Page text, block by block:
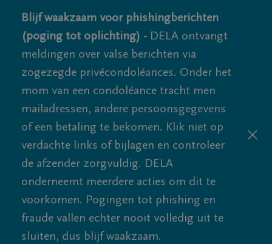
Blijf waakzaam voor phishingberichten
(poging tot oplichting) - DELA ontvangt
meldingen over valse berichten via
zogezegde privécondoléances. Onder het
mom van een condoléance tracht men
mailadressen, andere persoonsgegevens
of een betaling te bekomen. Klik niet op
verdachte links of bijlagen en controleer
de afzender zorgvuldig. DELA
onderneemt meerdere acties om dit te
voorkomen. Pogingen tot phishing en
fraude vallen echter nooit volledig uit te
sluiten, dus blijf waakzaam.